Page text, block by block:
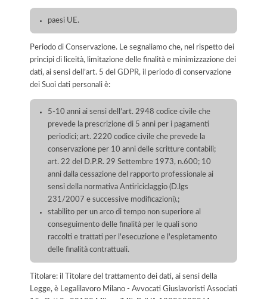
paesi UE.
Periodo di Conservazione. Le segnaliamo che, nel rispetto dei
principi di liceità, limitazione delle finalità e minimizzazione dei
dati, ai sensi dell’art. 5 del GDPR, il periodo di conservazione
dei Suoi dati personali è:
5-10 anni ai sensi dell’art. 2948 codice civile che
prevede la prescrizione di 5 anni per i pagamenti
periodici; art. 2220 codice civile che prevede la
conservazione per 10 anni delle scritture contabili;
art. 22 del D.P.R. 29 Settembre 1973, n.600; 10
anni dalla cessazione del rapporto professionale ai
sensi della normativa Antiriciclaggio (D.lgs
231/2007 e successive modificazioni).;
stabilito per un arco di tempo non superiore al
conseguimento delle finalità per le quali sono
raccolti e trattati per l'esecuzione e l'espletamento
delle finalità contrattuali.
Titolare: il Titolare del trattamento dei dati, ai sensi della
Legge, è Legalilavoro Milano - Avvocati Giuslavoristi Associati